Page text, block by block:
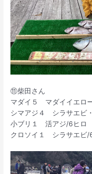
⑪柴田さん
マダイ５ マダイイエロ
シマアジ４ シラサエビ
小ブリ１ 活アジ/6ヒロ
クロソイ１ シラサエビ/